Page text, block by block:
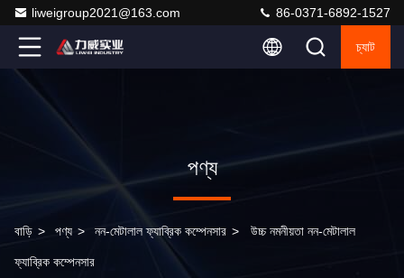
liweigroup2021@163.com 86-0371-6892-1527
চ্যাট
পণ্য
বাড়ি > পণ্য > নন-মেটালাল ফ্যাব্রিক কম্পেনসার > উচ্চ নমনীয়তা নন-মেটালাল
ফ্যাব্রিক কম্পেনসার